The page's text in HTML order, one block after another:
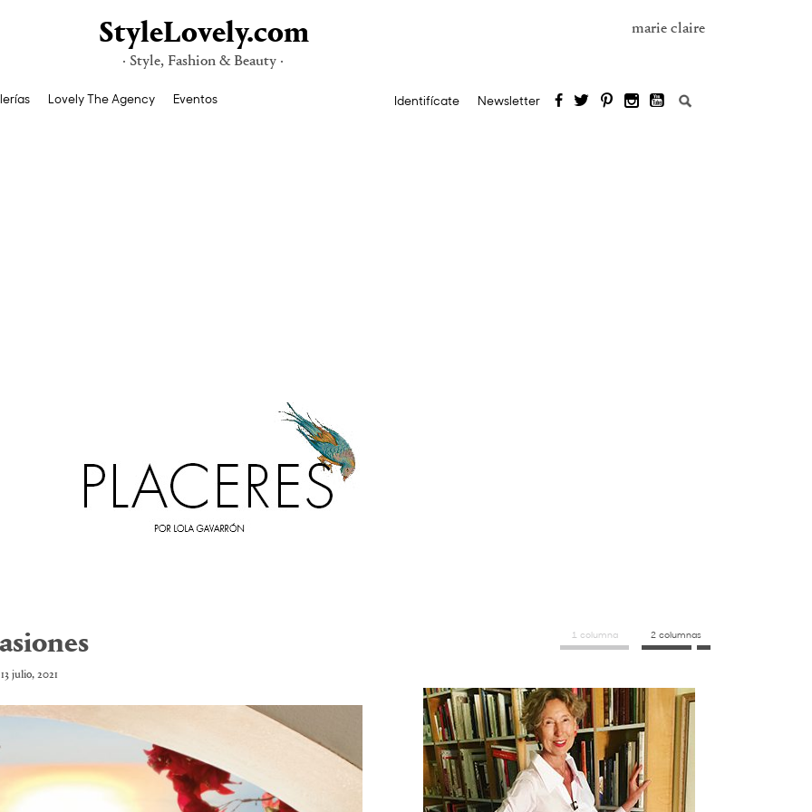
StyleLovely.com
· Style, Fashion & Beauty ·
marie claire
Lovely The Agency Eventos Identifícate Newsletter Buscar:
13 julio, 2021
1 columna 2 columnas